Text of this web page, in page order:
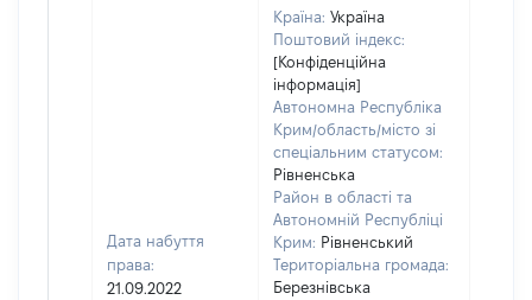
Дата набуття
права:
21.09.2022
Країна: Україна
Поштовий індекс:
[Конфіденційна
інформація]
Автономна Республіка
Крим/область/місто зі
спеціальним статусом:
Рівненська
Район в області та
Автономній Республіці
Крим: Рівненський
Територіальна громада:
Березнівська